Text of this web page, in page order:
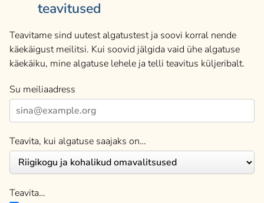
teavitused
Teavitame sind uutest algatustest ja soovi korral nende
käekäigust meilitsi. Kui soovid jälgida vaid ühe algatuse
käekäiku, mine algatuse lehele ja telli teavitus küljeribalt.
Su meiliaadress
Teavita, kui algatuse saajaks on…
Teavita…